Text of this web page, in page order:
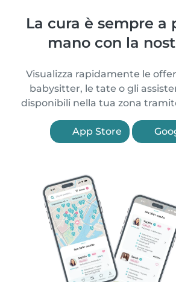
La cura è sempre a
mano con la
Visualizza rapidamente le
babysitter, le tate o gli
disponibili nella tua zona
App Store